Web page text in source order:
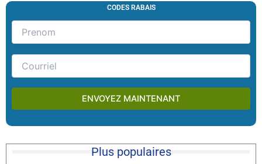
CODES RABAIS
Plus populaires